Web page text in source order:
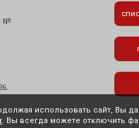
№
использовать сайт, Вы
. Вы всегда можете отключить